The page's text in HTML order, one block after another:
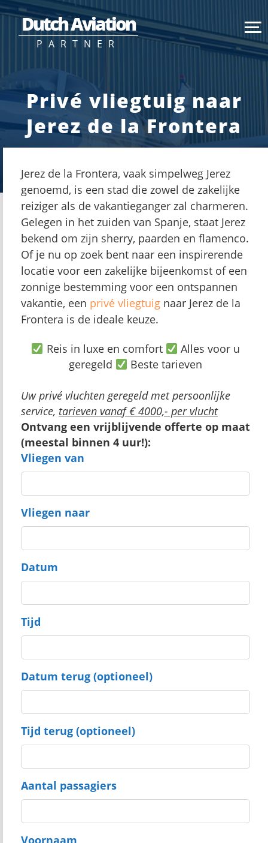
Dutch Aviation
PARTNER
Privé vliegtuig naar
Jerez de la Frontera
Jerez de la Frontera, vaak simpelweg Jerez
genoemd, is een stad die zowel de zakelijke
reiziger als de vakantieganger zal charmeren.
Gelegen in het zuiden van Spanje, staat Jerez
bekend om zijn sherry, paarden en flamenco.
Of je nu op zoek bent naar een inspirerende
locatie voor een zakelijke bijeenkomst of een
zonnige bestemming voor een ontspannen
vakantie, een privé vliegtuig naar Jerez de la
Frontera is de ideale keuze.
Reis in luxe en comfort
Alles voor u
geregeld
Beste tarieven
Uw privé vluchten geregeld met persoonlijke
service, tarieven vanaf € 4000,- per vlucht
Ontvang een vrijblijvende offerte op maat
(meestal binnen 4 uur!):
Vliegen van
Vliegen naar
Datum
Tijd
Datum terug (optioneel)
Tijd terug (optioneel)
Aantal passagiers
Voornaam